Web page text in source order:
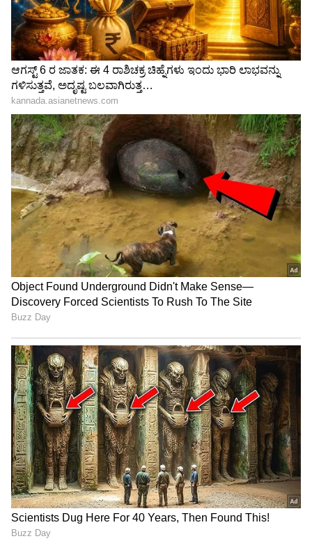
Amruthadhaare: ಭೂಮಿಕಾ ಬರೆದ ಡೈರಿ ಈಗ
'ಅಮೃತಧಾರೆ' ಪುಸ್ತಕವಾಯ್ತು; ಪತ್ರಕರ್ತ ಜೋಗಿ ಎಂಟ್ರಿ
ಸೀರಿಯಲ್​ ಬಿಟ್ಟು ಓಲಾ ಡ್ರೈವರ್​ ಆದ್ರಾ ನಟ ಕಿರಣ್​
ರಾಜ್​? ಏನಿದು 'ಕರ್ಣ'ನ ಹೊಸ ಅವತಾರ
3
6
Image Credit : Actress Bhavya Gowda Instagram
ಕೋಳಿ ಜೊತೆ ಆಟ
ಇದರ ನಡುವೆಯೇ, ನಿಧಿ ಅರ್ಥಾತ್‌ ಭವ್ಯಾ ಗೌಡ (Bhavya
Gowda) ಕೋಳಿಯ ಜೊತೆ ಆಟವಾಡುತ್ತಿರುವ ವಿಡಿಯೋ
ಒಂದು ಸೋಷಿಯಲ್‌ ಮೀಡಿಯಾದಲ್ಲಿ ವೈರಲ್‌ ಆಗುತ್ತಿದೆ.
ಇದನ್ನು ನೋಡಿ ಫ್ಯಾನ್ಸ್‌ ಸಿಕ್ಕಾಪಟ್ಟೆ ಖುಷಿ ಪಟ್ಟುಕೊಂಡಿದ್ದಾರೆ.
ಕರ್ಣನ ಬಿಟ್ಟು ಕೋಳಿ ಜೊತೆ ಯಾಕಮ್ಮಾ ಎಂದು ನಟಿಯ
ಕಾಲೆಳೆಯುತ್ತಿದ್ದಾರೆ.